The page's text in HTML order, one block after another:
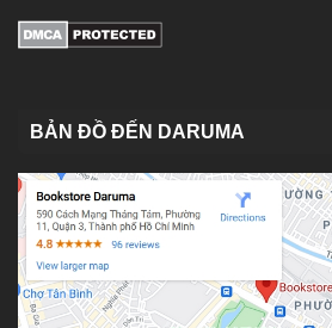
BẢN ĐỒ ĐẾN DARUMA